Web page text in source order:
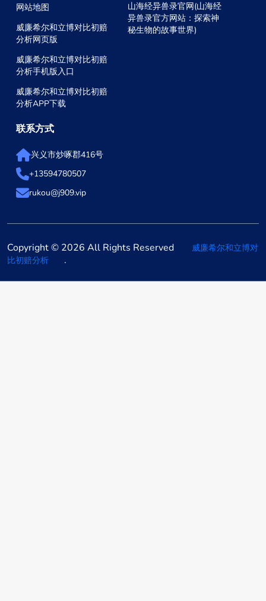
网站地图
威廉希尔和立博对比初赔
分析网页版
威廉希尔和立博对比初赔
分析手机版入口
威廉希尔和立博对比初赔
分析APP下载
山海经异兽录官网(山海经
异兽录官方网站：探索神
秘生物的故事世界)
联系方式
兴义市炒啄郡416号
+13594780507
rukou@j909.vip
Copyright © 2026 All Rights Reserved
威廉希尔和立博对
比初赔分析
.